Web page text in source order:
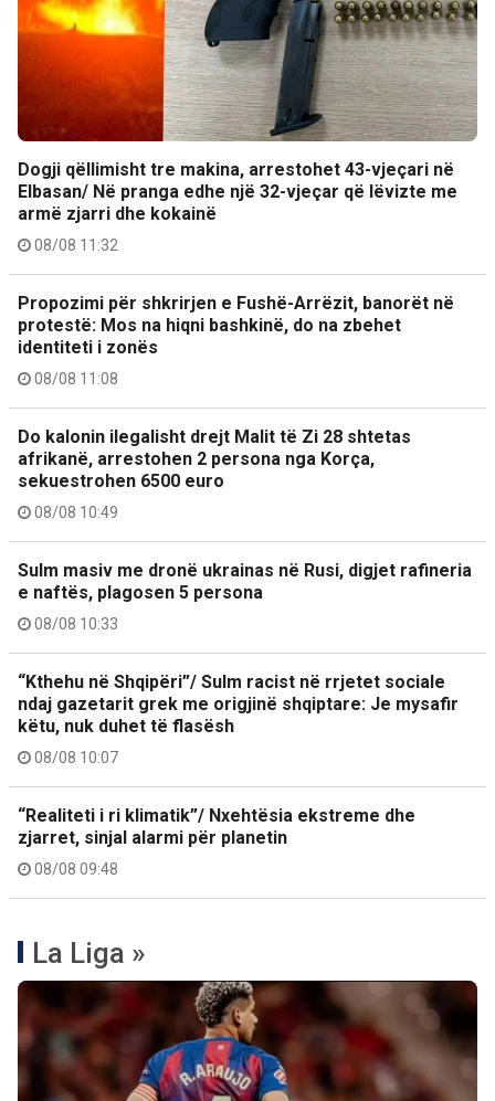
Dogji qëllimisht tre makina, arrestohet 43-vjeçari në
Elbasan/ Në pranga edhe një 32-vjeçar që lëvizte me
armë zjarri dhe kokainë
08/08 11:32
Propozimi për shkrirjen e Fushë-Arrëzit, banorët në
protestë: Mos na hiqni bashkinë, do na zbehet
identiteti i zonës
08/08 11:08
Do kalonin ilegalisht drejt Malit të Zi 28 shtetas
afrikanë, arrestohen 2 persona nga Korça,
sekuestrohen 6500 euro
08/08 10:49
Sulm masiv me dronë ukrainas në Rusi, digjet rafineria
e naftës, plagosen 5 persona
08/08 10:33
“Kthehu në Shqipëri”/ Sulm racist në rrjetet sociale
ndaj gazetarit grek me origjinë shqiptare: Je mysafir
këtu, nuk duhet të flasësh
08/08 10:07
“Realiteti i ri klimatik”/ Nxehtësia ekstreme dhe
zjarret, sinjal alarmi për planetin
08/08 09:48
La Liga »